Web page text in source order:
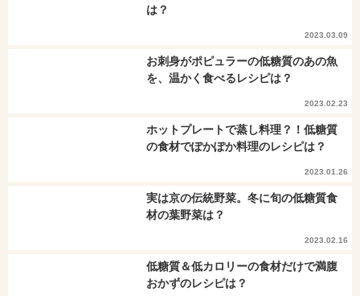
は？
2023.03.09
お刺身がポピュラーの低糖質のあの魚
を、温かく食べるレシピは？
2023.02.23
ホットプレートで蒸し料理？！低糖質
の食材でぽかぽか料理のレシピは？
2023.01.26
実は京の伝統野菜。冬に旬の低糖質食
材の葉野菜は？
2023.02.16
低糖質＆低カロリーの食材だけで満腹
おかずのレシピは？